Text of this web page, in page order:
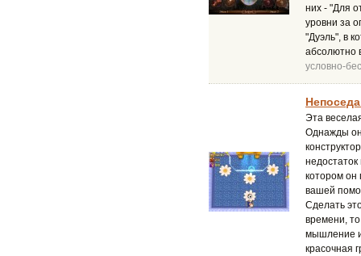
них - "Для
уровни за
"Дуэль", в
абсолютно
условно-
Эта
Однажды он
котором он
вашей
Сделать
времени,
мышление
красочная